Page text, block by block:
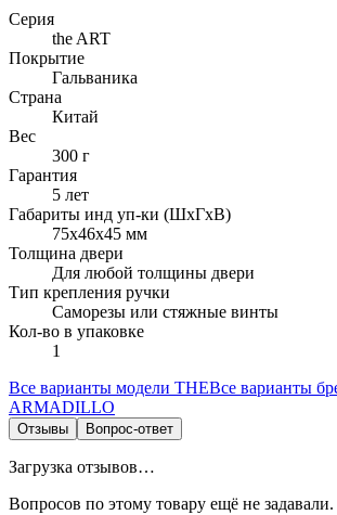
Серия
the ART
Покрытие
Гальваника
Страна
Китай
Вес
300 г
Гарантия
5 лет
Габариты инд уп-ки (ШхГхВ)
75x46x45 мм
Толщина двери
Для любой толщины двери
Тип крепления ручки
Саморезы или стяжные винты
Кол-во в упаковке
1
Все варианты модели THEВсе варианты
ARMADILLO
Отзывы Вопрос-ответ
Загрузка отзывов…
Вопросов по этому товару ещё не задавали.